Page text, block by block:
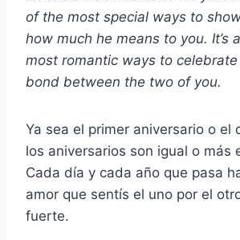
of the most special ways to
how much he means to you. It’s
most romantic ways to
bond between the two of you.
Ya sea el primer aniversario o el
los aniversarios son igual o más
Cada día y cada año que pasa
amor que sentís el uno por el
fuerte.